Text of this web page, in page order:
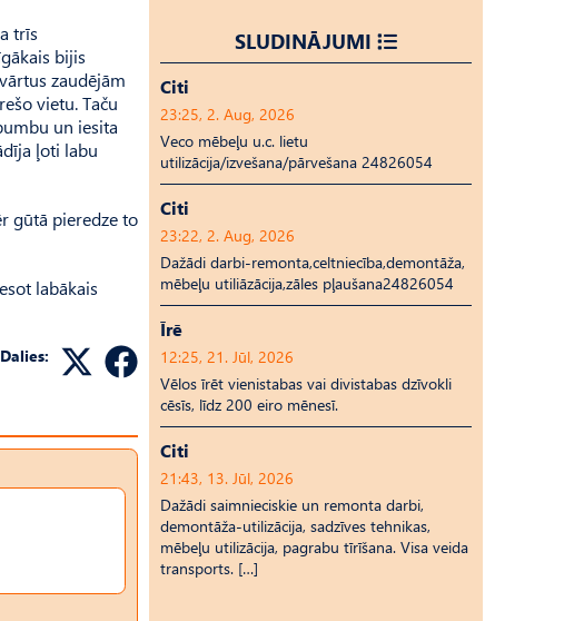
trīs
bijis
zaudējām
vietu. Taču
un iesita
ļoti labu
gūtā pieredze to
labākais
Dalies:
SLUDINĀJUMI
Citi
23:25, 2. Aug, 2026
Veco mēbeļu u.c. lietu
utilizācija/izvešana/pārvešana 24826054
Citi
23:22, 2. Aug, 2026
Dažādi darbi-remonta,celtniecība,demontāža,
mēbeļu utiliāzācija,zāles pļaušana24826054
Īrē
12:25, 21. Jūl, 2026
Vēlos īrēt vienistabas vai divistabas dzīvokli
cēsīs, līdz 200 eiro mēnesī.
Citi
21:43, 13. Jūl, 2026
Dažādi saimnieciskie un remonta darbi,
demontāža-utilizācija, sadzīves tehnikas,
mēbeļu utilizācija, pagrabu tīrīšana. Visa veida
transports. […]